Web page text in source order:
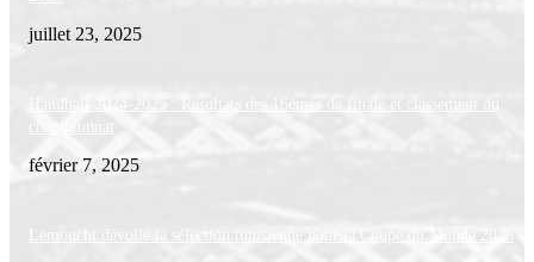
juillet 23, 2025
Handball 2024-2025 : Résultats des 16èmes de finale et classement du
championnat
février 7, 2025
Lemouchi dévoile la sélection tunisienne pour la Coupe du Monde 2026